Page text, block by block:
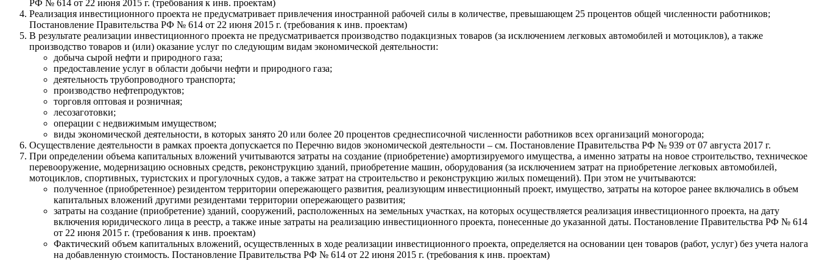
РФ № 614 от 22 июня 2015 г. (требования к инв. проектам)
Реализация инвестиционного проекта не предусматривает привлечения иностранной рабочей силы в количестве, превышающем 25 процентов общей численности работников;
Постановление Правительства РФ № 614 от 22 июня 2015 г. (требования к инв. проектам)
В результате реализации инвестиционного проекта не предусматривается производство подакцизных товаров (за исключением легковых автомобилей и мотоциклов), а также
производство товаров и (или) оказание услуг по следующим видам экономической деятельности:
добыча сырой нефти и природного газа;
предоставление услуг в области добычи нефти и природного газа;
деятельность трубопроводного транспорта;
производство нефтепродуктов;
торговля оптовая и розничная;
лесозаготовки;
операции с недвижимым имуществом;
виды экономической деятельности, в которых занято 20 или более 20 процентов среднесписочной численности работников всех организаций моногорода;
Осуществление деятельности в рамках проекта допускается по Перечню видов экономической деятельности – см. Постановление Правительства РФ № 939 от 07 августа 2017 г.
При определении объема капитальных вложений учитываются затраты на создание (приобретение) амортизируемого имущества, а именно затраты на новое строительство, техническое
перевооружение, модернизацию основных средств, реконструкцию зданий, приобретение машин, оборудования (за исключением затрат на приобретение легковых автомобилей,
мотоциклов, спортивных, туристских и прогулочных судов, а также затрат на строительство и реконструкцию жилых помещений). При этом не учитываются:
полученное (приобретенное) резидентом территории опережающего развития, реализующим инвестиционный проект, имущество, затраты на которое ранее включались в объем
капитальных вложений другими резидентами территории опережающего развития;
затраты на создание (приобретение) зданий, сооружений, расположенных на земельных участках, на которых осуществляется реализация инвестиционного проекта, на дату
включения юридического лица в реестр, а также иные затраты на реализацию инвестиционного проекта, понесенные до указанной даты. Постановление Правительства РФ № 614
от 22 июня 2015 г. (требования к инв. проектам)
Фактический объем капитальных вложений, осуществленных в ходе реализации инвестиционного проекта, определяется на основании цен товаров (работ, услуг) без учета налога
на добавленную стоимость. Постановление Правительства РФ № 614 от 22 июня 2015 г. (требования к инв. проектам)